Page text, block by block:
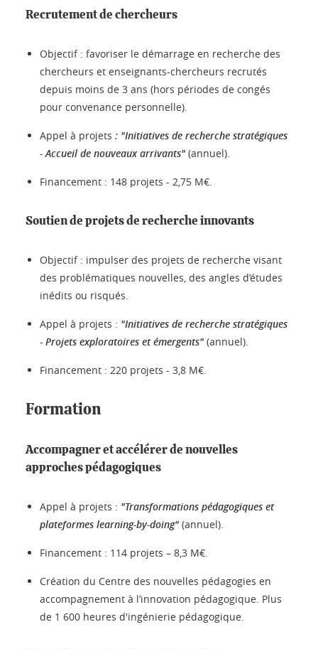
Recrutement de chercheurs
Objectif : favoriser le démarrage en recherche des
chercheurs et enseignants-chercheurs recrutés
depuis moins de 3 ans (hors périodes de congés
pour convenance personnelle).
Appel à projets : "Initiatives de recherche stratégiques
- Accueil de nouveaux arrivants" (annuel).
Financement : 148 projets - 2,75 M€.
Soutien de projets de recherche innovants
Objectif : impulser des projets de recherche visant
des problématiques nouvelles, des angles d’études
inédits ou risqués.
Appel à projets : "Initiatives de recherche stratégiques
- Projets exploratoires et émergents" (annuel).
Financement : 220 projets - 3,8 M€.
Formation
Accompagner et accélérer de nouvelles
approches pédagogiques
Appel à projets : "Transformations pédagogiques et
plateformes learning-by-doing" (annuel).
Financement : 114 projets – 8,3 M€.
Création du Centre des nouvelles pédagogies en
accompagnement à l’innovation pédagogique. Plus
de 1 600 heures d'ingénierie pédagogique.